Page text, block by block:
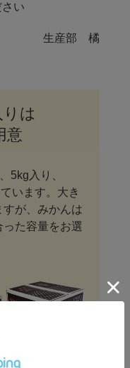
い
生産部 橘
は
意
5kg入り、
います。大き
が、みかんは
た容量をお選